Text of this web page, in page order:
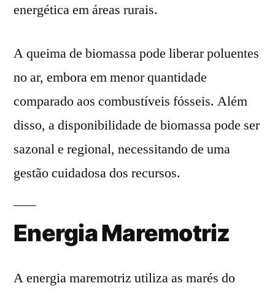
energética em áreas rurais.
A queima de biomassa pode liberar poluentes
no ar, embora em menor quantidade
comparado aos combustíveis fósseis. Além
disso, a disponibilidade de biomassa pode ser
sazonal e regional, necessitando de uma
gestão cuidadosa dos recursos.
Energia Maremotriz
A energia maremotriz utiliza as marés do